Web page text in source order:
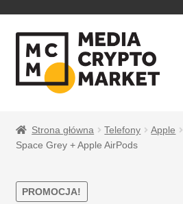
PRZEJDŹ
DO
NAWIGACJI
PRZEJDŹ
DO
TREŚCI
Strona główna Telefony Apple
Space Grey + Apple AirPods
PROMOCJA!